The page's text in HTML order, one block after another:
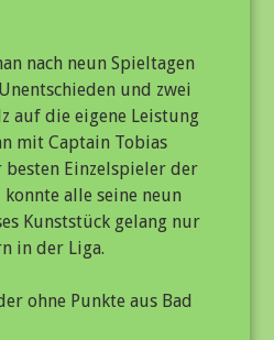
nach neun Spieltagen
und zwei
auf die eigene Leistung
mit Captain Tobias
Einzelspieler der
alle seine neun
Kunststück gelang nur
in der Liga.
ohne Punkte aus Bad